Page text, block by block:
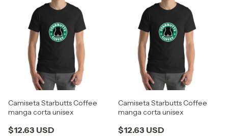
Camiseta Starbutts Coffee
manga corta unisex
$12.63 USD
Camiseta Starbutts Coffee
manga corta unisex
$12.63 USD